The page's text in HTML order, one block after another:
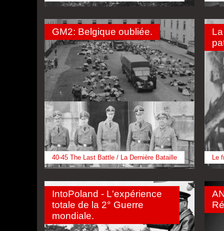
40-45 The Last Battle / La Dernière Bataille
GM2: Belgique oubliée.
Le
IntoPoland - L'expérience
totale de la 2° Guerre
mondiale.